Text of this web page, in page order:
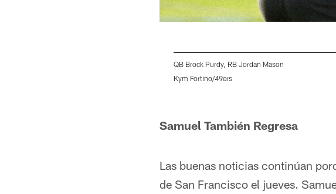
QB Brock Purdy, RB Jordan Mason
Kym Fortino/49ers
Samuel También Regresa
Las buenas noticias continúan
de San Francisco el jueves.